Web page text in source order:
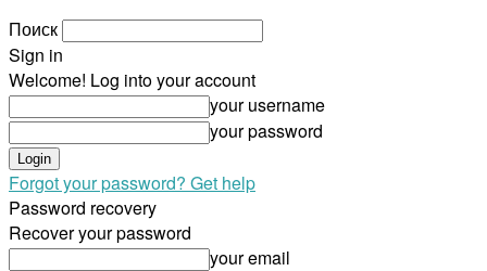
Поиск
Sign in
Welcome! Log into your account
your username
your password
Forgot your password? Get help
Password recovery
Recover your password
your email